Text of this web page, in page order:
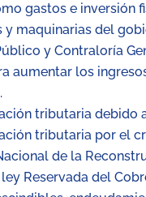
gastos e inversión
maquinarias del
y Contraloría
aumentar los
tributaria debido
tributaria por el
de la
Reservada del